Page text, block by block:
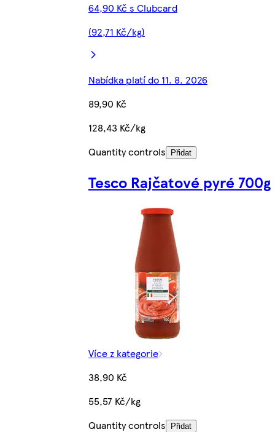
64,90 Kč s Clubcard
(92,71 Kč/kg)
Nabídka platí do 11. 8. 2026
89,90 Kč
128,43 Kč/kg
Quantity controls
Přidat
Tesco Rajčatové pyré 700g
Více z kategorie
38,90 Kč
55,57 Kč/kg
Quantity controls
Přidat